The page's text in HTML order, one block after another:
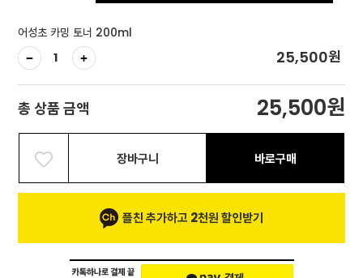
어성초 카밍 토너 200ml
25,500원
총 상품 금액 25,500원
장바구니 바로구매
플친 추가하고 2천원 할인받기